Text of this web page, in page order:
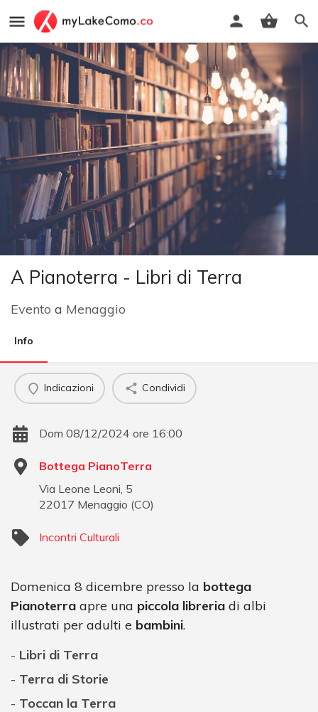
A Pianoterra - Libri di Terra
Evento a Menaggio
Info
Indicazioni Condividi
Dom 08/12/2024 ore 16:00
Bottega PianoTerra
Via Leone Leoni, 5
22017 Menaggio (CO)
Incontri Culturali
Domenica 8 dicembre presso la bottega
Pianoterra apre una piccola libreria di albi
illustrati per adulti e bambini.
Libri di Terra
Terra di Storie
Toccan la Terra